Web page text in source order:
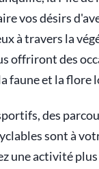
vos désirs
à travers la
offriront des
faune et la flore
des
sont à
une activité